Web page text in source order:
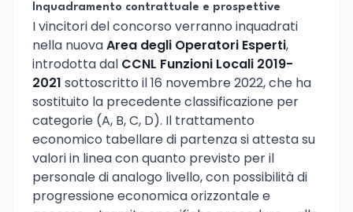
Inquadramento contrattuale e prospettive
I vincitori del concorso verranno inquadrati
nella nuovaArea degli Operatori Esperti,
introdotta dal CCNL Funzioni Locali 2019-
2021 sottoscritto il 16 novembre 2022, che ha
sostituito la precedente classificazione per
categorie (A, B, C, D). Il trattamento
economico tabellare di partenza si attesta su
valori in linea con quanto previsto per il
personale di analogo livello, con possibilità di
progressione economica orizzontale e